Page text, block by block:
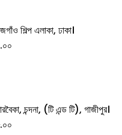
শিল্প এলাকা, ঢাকা।
চন্দনা, (টি এন্ড টি), গাজীপুর।